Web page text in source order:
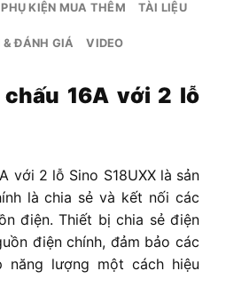
PHỤ KIỆN MUA THÊM TÀI LIỆU
& ĐÁNH GIÁ VIDEO
16A với 2 lỗ
với 2 lỗ Sino S18UXXlà sản
là chia sẻ và kết nối các
điện. Thiết bị chia sẻ điện
điện chính, đảm bảo các
lượng một cách hiệu